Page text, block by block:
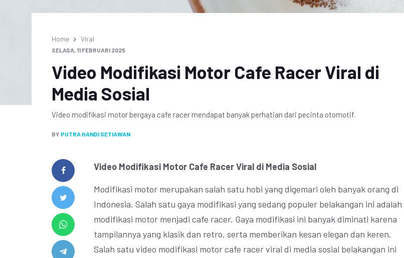
Home Viral
SELASA, 11 FEBRUARI 2025
Video Modifikasi Motor Cafe Racer Viral di
Media Sosial
Video modifikasi motor bergaya cafe racer mendapat banyak perhatian dari pecinta otomotif.
BY PUTRA HANDI SETIAWAN
Video Modifikasi Motor Cafe Racer Viral di Media Sosial
Modifikasi motor merupakan salah satu hobi yang digemari oleh banyak orang di
Indonesia. Salah satu gaya modifikasi yang sedang populer belakangan ini adalah
modifikasi motor menjadi cafe racer. Gaya modifikasi ini banyak diminati karena
tampilannya yang klasik dan retro, serta memberikan kesan elegan dan keren.
Salah satu video modifikasi motor cafe racer viral di media sosial belakangan ini